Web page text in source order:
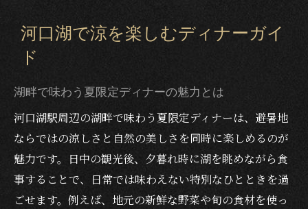
河口湖で涼を楽しむディナーガイ
ド
湖畔で味わう夏限定ディナーの魅力とは
河口湖駅周辺の湖畔で味わう夏限定ディナーは、避暑地
ならではの涼しさと自然の美しさを同時に楽しめるのが
魅力です。日中の観光後、夕暮れ時に湖を眺めながら食
事することで、日常では味わえない特別なひとときを過
ごせます。例えば、地元の新鮮な野菜や旬の食材を使っ